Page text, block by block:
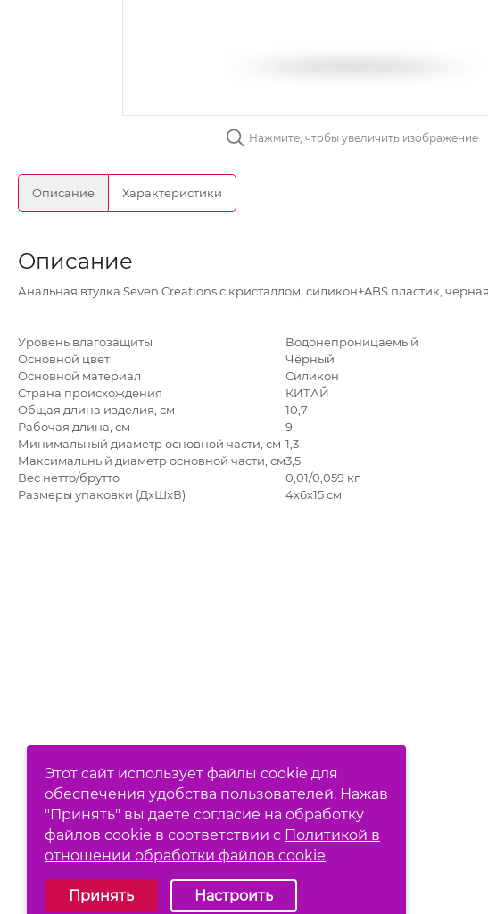
Нажмите, чтобы увеличить изображение
Описание Характеристики
Описание
Анальная втулка Seven Creations с кристаллом, силикон+ABS пластик,
Уровень влагозащиты
Водонепроницаемый
Основной цвет
Чёрный
Основной материал
Силикон
Страна происхождения
КИТАЙ
Общая длина изделия, см
10,7
Рабочая длина, см
9
Минимальный диаметр основной части, см 1,3
Максимальный диаметр основной части, см3,5
Вес нетто/брутто
0,01/0,059 кг
Размеры упаковки (ДхШхВ)
4x6x15 см
Этот сайт использует файлы cookie для
обеспечения удобства пользователей. Нажав
"Принять" вы даете согласие на обработку
файлов cookie в соответствии с Политикой в
отношении обработки файлов cookie
Обязательные (технические) Аналитические
Принять Настроить